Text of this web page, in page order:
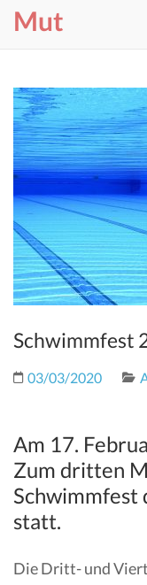
Mut
Schwimmfest
03/03/2020
Am 17.
Zum dritten
Schwimmfest
statt.
Die Dritt- und